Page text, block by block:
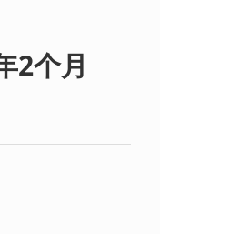
2个月